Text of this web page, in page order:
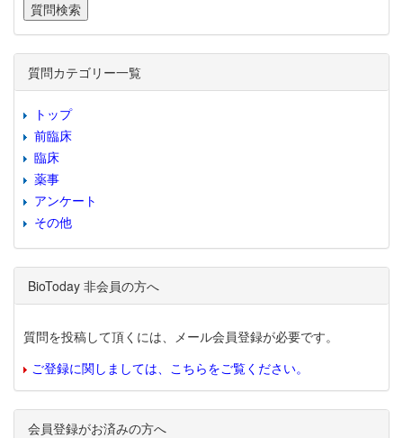
質問カテゴリー一覧
トップ
前臨床
臨床
薬事
アンケート
その他
BioToday 非会員の方へ
質問を投稿して頂くには、メール会員登録が必要です。
ご登録に関しましては、こちらをご覧ください。
会員登録がお済みの方へ